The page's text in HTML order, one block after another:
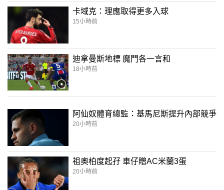
卡域克：理應取得更多入球
15小時前
迪拿曼斯地標 魔門各一言和
18小時前
阿仙奴體育總監：基馬尼斯提升內部競爭
20小時前
祖奧柏度起孖 車仔贈AC米蘭3蛋
20小時前